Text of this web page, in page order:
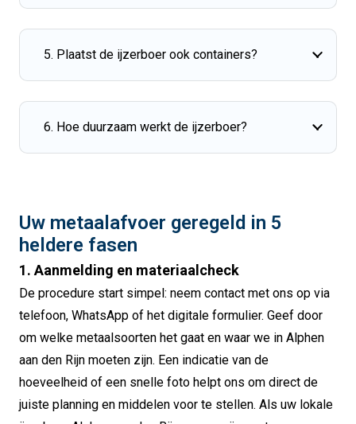
5. Plaatst de ijzerboer ook containers?
6. Hoe duurzaam werkt de ijzerboer?
Uw metaalafvoer geregeld in 5
heldere fasen
1. Aanmelding en materiaalcheck
De procedure start simpel: neem contact met ons op via
telefoon, WhatsApp of het digitale formulier. Geef door
om welke metaalsoorten het gaat en waar we in Alphen
aan den Rijn moeten zijn. Een indicatie van de
hoeveelheid of een snelle foto helpt ons om direct de
juiste planning en middelen voor te stellen. Als uw lokale